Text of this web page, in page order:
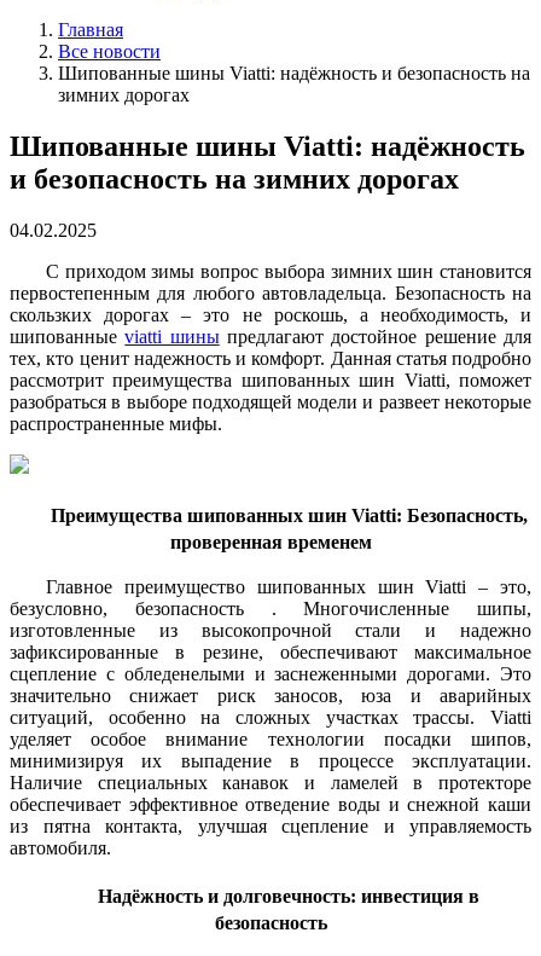
Главная
Все новости
Шипованные шины Viatti: надёжность и безопасность на
зимних дорогах
Шипованные шины Viatti: надёжность
и безопасность на зимних дорогах
04.02.2025
С приходом зимы вопрос выбора зимних шин становится
первостепенным для любого автовладельца. Безопасность на
скользких дорогах – это не роскошь, а необходимость, и
шипованныеviatti шиныпредлагают достойное решение для
тех, кто ценит надежность и комфорт. Данная статья подробно
рассмотрит преимущества шипованных шин Viatti, поможет
разобраться в выборе подходящей модели и развеет некоторые
распространенные мифы.
Преимущества шипованных шин Viatti: Безопасность,
проверенная временем
Главное преимущество шипованных шин Viatti – это,
безусловно, безопасность . Многочисленные шипы,
изготовленные из высокопрочной стали и надежно
зафиксированные в резине, обеспечивают максимальное
сцепление с обледенелыми и заснеженными дорогами. Это
значительно снижает риск заносов, юза и аварийных
ситуаций, особенно на сложных участках трассы. Viatti
уделяет особое внимание технологии посадки шипов,
минимизируя их выпадение в процессе эксплуатации.
Наличие специальных канавок и ламелей в протекторе
обеспечивает эффективное отведение воды и снежной каши
из пятна контакта, улучшая сцепление и управляемость
автомобиля.
Надёжность и долговечность: инвестиция в
безопасность